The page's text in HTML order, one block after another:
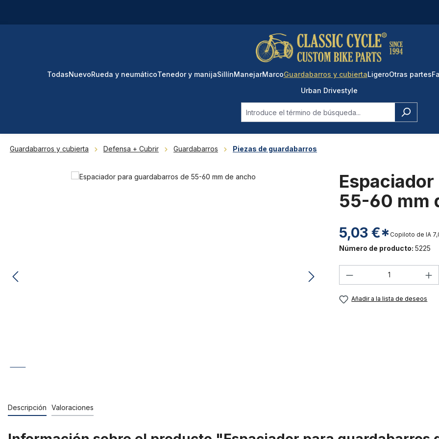
TodasNuevoRueda y neumáticoTenedor y manijaSillínManejarMarcoGuardabarros y cubiertaLigeroOtras partes
Urban Drivestyle
Guardabarros y cubierta Defensa + Cubrir Guardabarros Piezas de guardabarros
Omitir galería de imágenes
55-60 mm
5,03 €* Copiloto de IA
Número de producto: 5225
Cantidad del
Añadir a la lista de deseos
Descripción Valoraciones